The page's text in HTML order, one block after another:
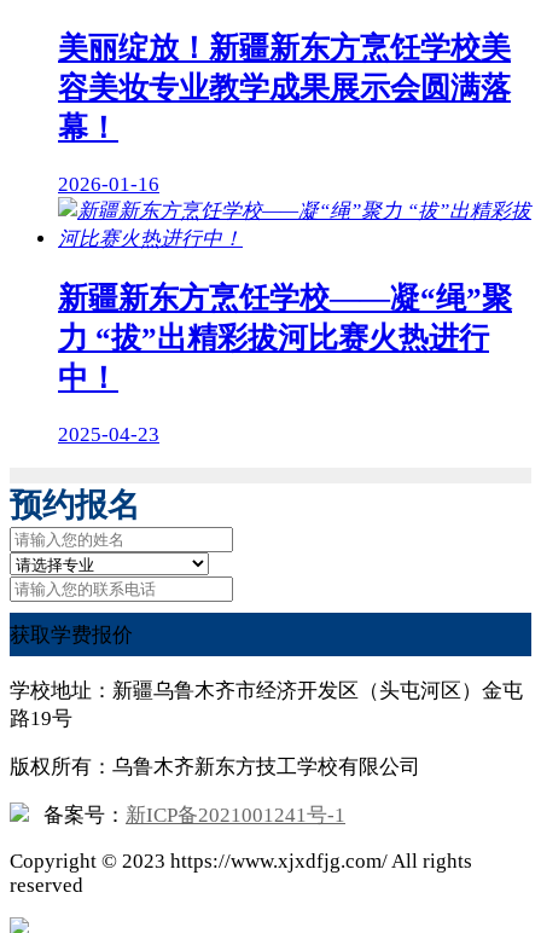
美丽绽放！新疆新东方烹饪学校美
容美妆专业教学成果展示会圆满落
幕！
2026-01-16
新疆新东方烹饪学校——凝“绳”聚
力 “拔”出精彩拔河比赛火热进行
中！
2025-04-23
预约报名
获取学费报价
学校地址：新疆乌鲁木齐市经济开发区（头屯河区）金屯
路19号
版权所有：乌鲁木齐新东方技工学校有限公司
备案号： 新ICP备2021001241号-1
Copyright © 2023 https://www.xjxdfjg.com/ All rights
reserved